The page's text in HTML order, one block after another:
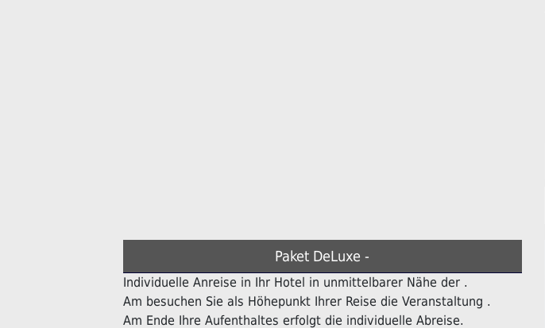
Paket DeLuxe -
Individuelle Anreise in Ihr Hotel in unmittelbarer Nähe der .
Am besuchen Sie als Höhepunkt Ihrer Reise die Veranstaltung .
Am Ende Ihre Aufenthaltes erfolgt die individuelle Abreise.